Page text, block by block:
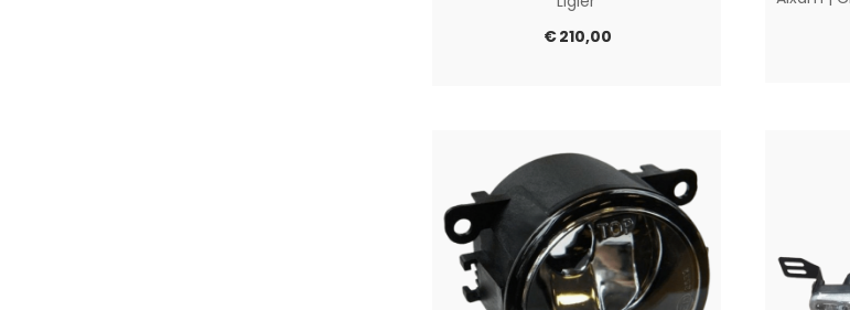
€210,00